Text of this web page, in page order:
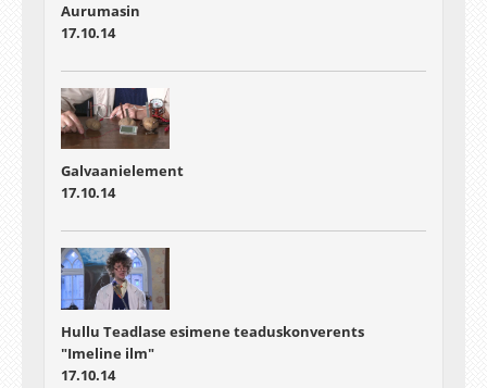
Aurumasin
17.10.14
Galvaanielement
17.10.14
Hullu Teadlase esimene teaduskonverents
"Imeline ilm"
17.10.14